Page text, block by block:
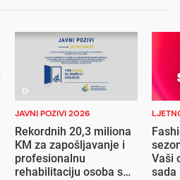
JAVNI POZIVI 2026
Rekordnih 20,3 miliona
KM za zapošljavanje i
profesionalnu
rehabilitaciju osoba s
Vaši
sada